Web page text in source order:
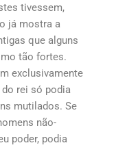
tivessem,
já mostra a
que alguns
tão fortes.
exclusivamente
rei só podia
mutilados. Se
não-
poder, podia